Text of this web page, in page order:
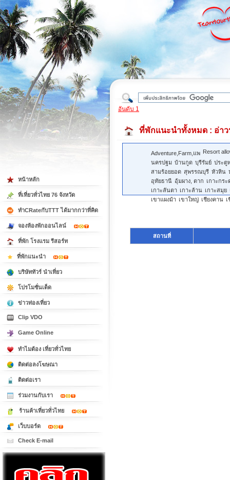
ต้
อันดับ 1
ที่พักแนะนำทั้งหมด : อ่า
Adventure,Farm,แพ Resort
นครปฐม บ้านกูด บุรีรัมย์ ประตู
สามร้อยยอด สุพรรณบุรี หัวหิน
อุทัยธานี อุ้มผาง, ตาก เกาะกร
เกาะลันตา เกาะล้าน เกาะสมุย
เขาแผงม้า เขาใหญ่ เชียงคาน
สถานที่
หน้าหลัก
ที่เที่ยวทั่วไทย 76 จังหวัด
ทำCRateกับTTT ได้มากกว่าที่คิด
จองห้องพักออนไลน์
ที่พัก โรงแรม รีสอร์ท
ที่พักแนะนำ
บริษัททัวร์ นำเที่ยว
โปรโมชั่นเด็ด
ข่าวท่องเที่ยว
Clip VDO
Game Online
ทำไมต้อง เที่ยวทั่วไทย
ติดต่อลงโฆษณา
ติดต่อเรา
ร่วมงานกับเรา
ร้านค้าเที่ยวทั่วไทย
เว็บบอร์ด
Check E-mail